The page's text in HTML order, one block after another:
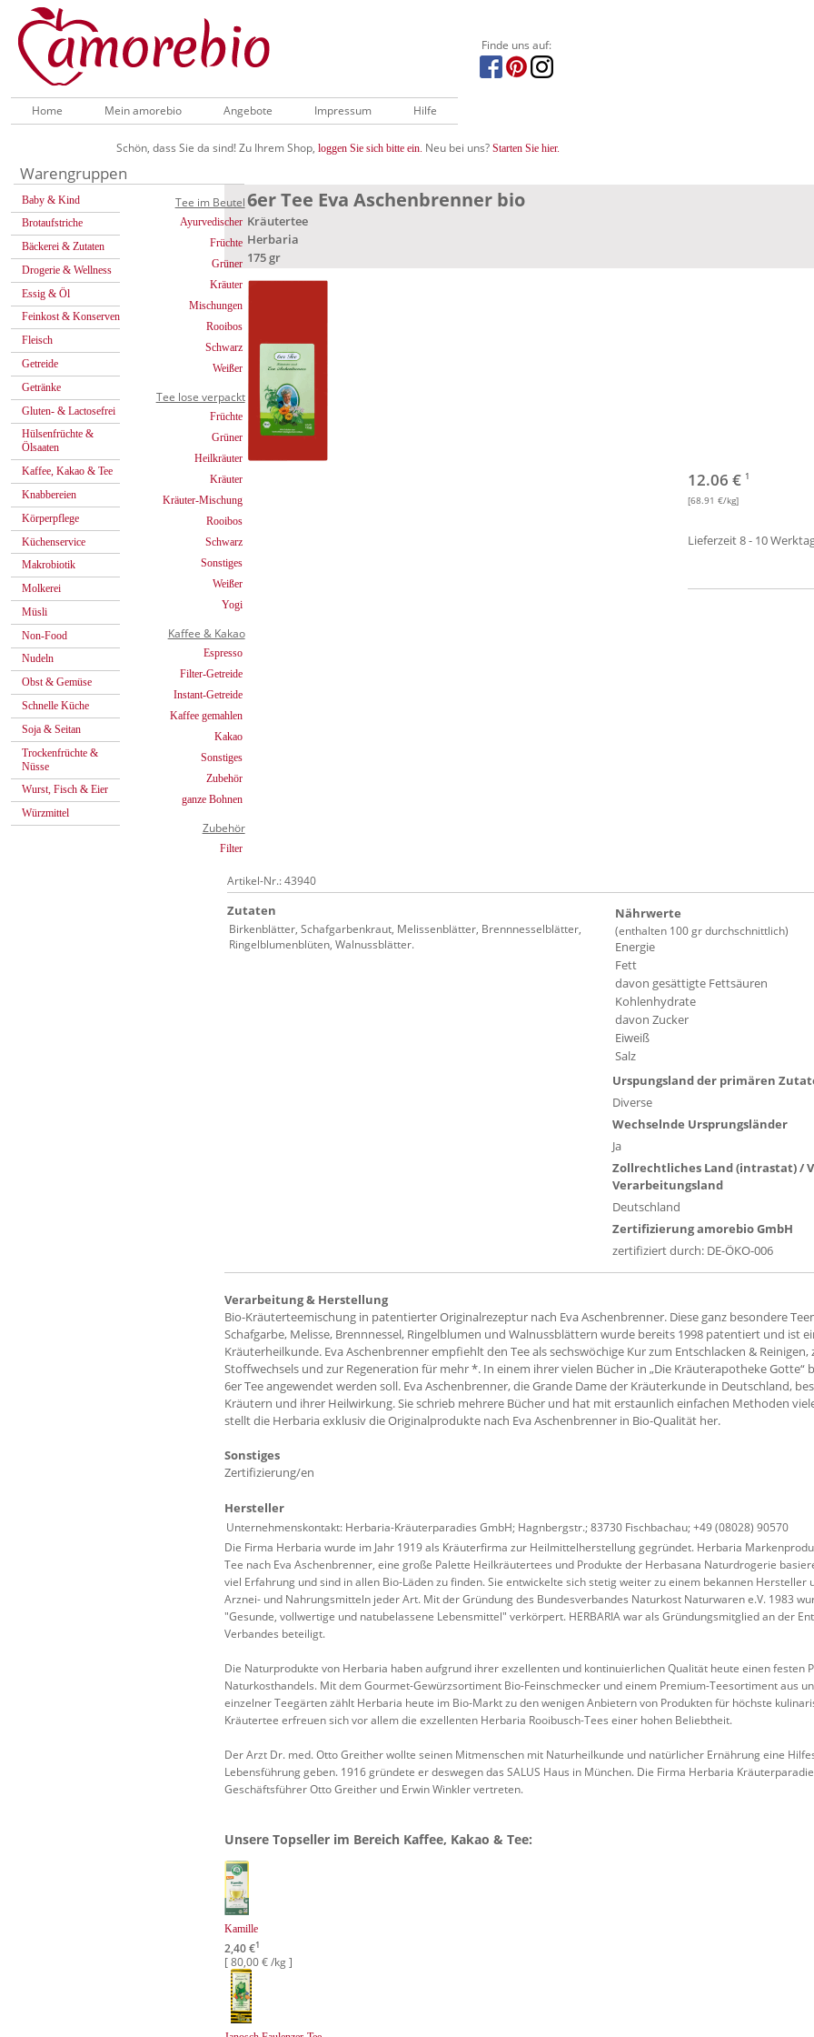
Finde uns auf:
Home Mein amorebio Angebote Impressum Hilfe
Schön, dass Sie da sind! Zu Ihrem Shop, loggen Sie sich bitte ein. Neu bei uns? Starten Sie hier.
Warengruppen
Baby & Kind
Brotaufstriche
Bäckerei & Zutaten
Drogerie & Wellness
Essig & Öl
Feinkost & Konserven
Fleisch
Getreide
Getränke
Gluten- & Lactosefrei
Hülsenfrüchte &
Ölsaaten
Kaffee, Kakao & Tee
Knabbereien
Körperpflege
Küchenservice
Makrobiotik
Molkerei
Müsli
Non-Food
Nudeln
Obst & Gemüse
Schnelle Küche
Soja & Seitan
Trockenfrüchte &
Nüsse
Wurst, Fisch & Eier
Würzmittel
Tee im Beutel
Ayurvedischer
Früchte
Grüner
Kräuter
Mischungen
Rooibos
Schwarz
Weißer
Tee lose verpackt
Früchte
Grüner
Heilkräuter
Kräuter
Kräuter-Mischung
Rooibos
Schwarz
Sonstiges
Weißer
Yogi
Kaffee & Kakao
Espresso
Filter-Getreide
Instant-Getreide
Kaffee gemahlen
Kakao
Sonstiges
Zubehör
ganze Bohnen
Zubehör
Filter
6er Tee Eva Aschenbrenner bio
Kräutertee
Herbaria
175 gr
12.06 € 1
[68.91 €/kg]
Lieferzeit 8 - 10
Artikel-Nr.: 43940
Zutaten
Birkenblätter, Schafgarbenkraut, Melissenblätter, Brennnesselblätter,
Ringelblumenblüten, Walnussblätter.
Nährwerte
(enthalten 100 gr durchschnittlich)
Energie
Fett
davon gesättigte Fettsäuren
Kohlenhydrate
davon Zucker
Eiweiß
Salz
Urspungsland der primären
Diverse
Wechselnde Ursprungsländer
Ja
Zollrechtliches Land (intrastat) /
Verarbeitungsland
Deutschland
Zertifizierung amorebio GmbH
zertifiziert durch: DE-ÖKO-006
Verarbeitung & Herstellung
Bio-Kräuterteemischung in patentierter Originalrezeptur nach Eva Aschenbrenner. Diese ganz besondere
Schafgarbe, Melisse, Brennnessel, Ringelblumen und Walnussblättern wurde bereits 1998 patentiert und ist
Kräuterheilkunde. Eva Aschenbrenner empfiehlt den Tee als sechswöchige Kur zum Entschlacken &
Stoffwechsels und zur Regeneration für mehr *. In einem ihrer vielen Bücher in „Die Kräuterapotheke Gotte“
6er Tee angewendet werden soll. Eva Aschenbrenner, die Grande Dame der Kräuterkunde in Deutschland,
Kräutern und ihrer Heilwirkung. Sie schrieb mehrere Bücher und hat mit erstaunlich einfachen Methoden
stellt die Herbaria exklusiv die Originalprodukte nach Eva Aschenbrenner in Bio-Qualität her.
Sonstiges
Zertifizierung/en
Hersteller
Unternehmenskontakt: Herbaria-Kräuterparadies GmbH; Hagnbergstr.; 83730 Fischbachau; +49 (08028) 90570
Die Firma Herbaria wurde im Jahr 1919 als Kräuterfirma zur Heilmittelherstellung gegründet. Herbaria
Tee nach Eva Aschenbrenner, eine große Palette Heilkräutertees und Produkte der Herbasana Naturdrogerie
viel Erfahrung und sind in allen Bio-Läden zu finden. Sie entwickelte sich stetig weiter zu einem bekannen Hersteller
Arznei- und Nahrungsmitteln jeder Art. Mit der Gründung des Bundesverbandes Naturkost Naturwaren e.V. 1983
"Gesunde, vollwertige und natubelassene Lebensmittel" verkörpert. HERBARIA war als Gründungsmitglied an der
Verbandes beteiligt.
Die Naturprodukte von Herbaria haben aufgrund ihrer exzellenten und kontinuierlichen Qualität heute einen festen
Naturkosthandels. Mit dem Gourmet-Gewürzsortiment Bio-Feinschmecker und einem Premium-Teesortiment aus
einzelner Teegärten zählt Herbaria heute im Bio-Markt zu den wenigen Anbietern von Produkten für höchste
Kräutertee erfreuen sich vor allem die exzellenten Herbaria Rooibusch-Tees einer hohen Beliebtheit.
Der Arzt Dr. med. Otto Greither wollte seinen Mitmenschen mit Naturheilkunde und natürlicher Ernährung eine
Lebensführung geben. 1916 gründete er deswegen das SALUS Haus in München. Die Firma Herbaria
Geschäftsführer Otto Greither und Erwin Winkler vertreten.
Unsere Topseller im Bereich Kaffee, Kakao & Tee:
Kamille
2,40 €1
[ 80,00 € /kg ]